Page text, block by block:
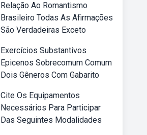
Relação Ao Romantismo
Brasileiro Todas As Afirmações
São Verdadeiras Exceto
Exercícios Substantivos
Epicenos Sobrecomum Comum
Dois Gêneros Com Gabarito
Cite Os Equipamentos
Necessários Para Participar
Das Seguintes Modalidades